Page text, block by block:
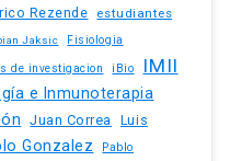
Rezende estudiantes
Jaksic Fisiologia
de investigacion iBio IMII
e Inmunoterapia
Juan Correa
Luis
Gonzalez Pablo